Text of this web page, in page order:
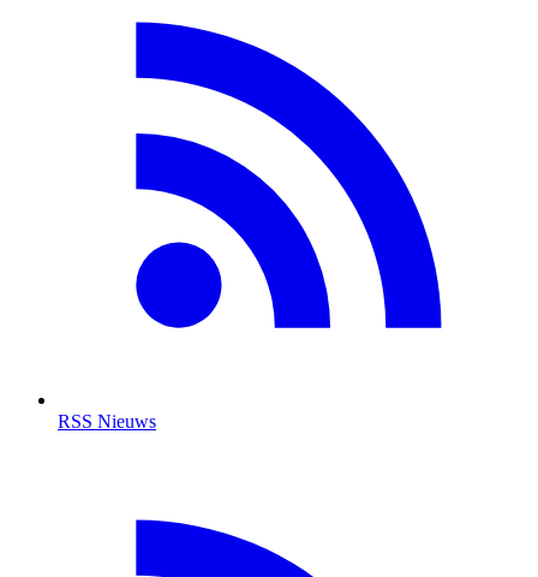
RSS Nieuws